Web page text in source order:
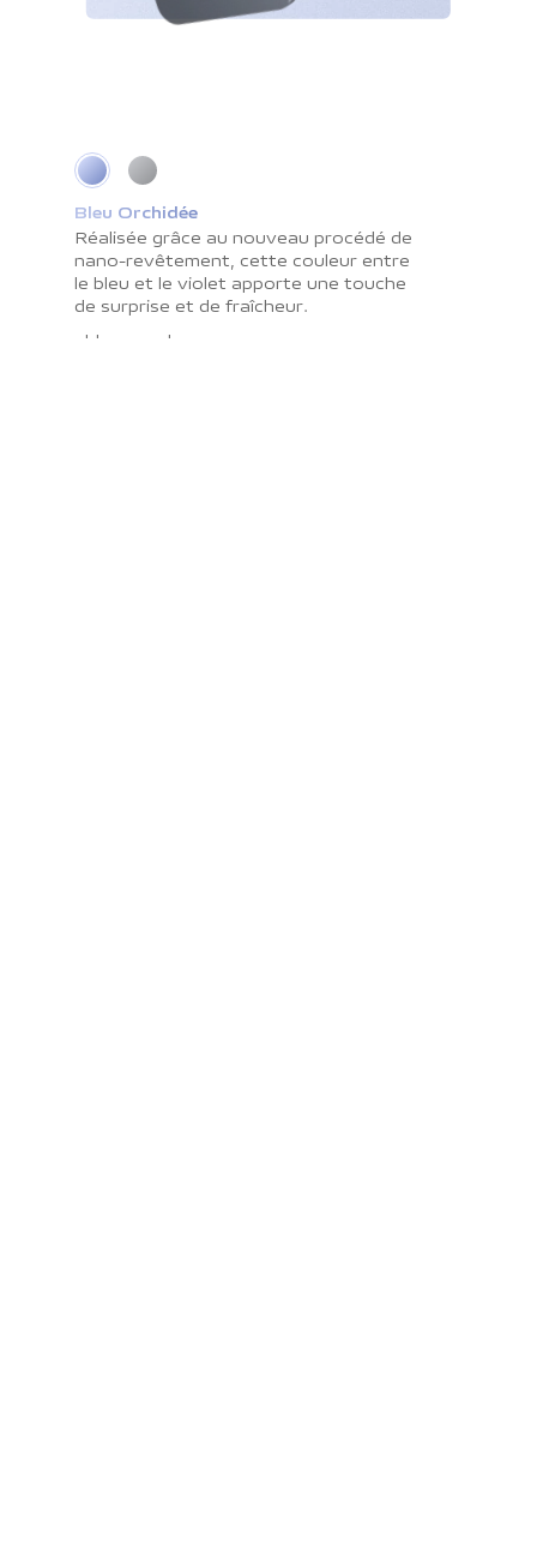
Bleu Orchidée
Réalisée grâce au nouveau procédé de
nano-revêtement, cette couleur entre
le bleu et le violet apporte une touche
de surprise et de fraîcheur.
Gris Cosmique
La surface lisse interagit
merveilleusement avec l’ombre et la
lumière tout en résistant aux traces de
doigts. C’est une couleur qui vous
apportera paix et sérénité.